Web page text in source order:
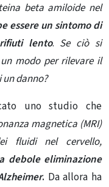
beta amiloide nel
essere un sintomo di
lento. Se ciò si
modo per rilevare il
danno?
uno studio che
magnetica (MRI)
fluidi nel cervello,
debole eliminazione
. Da allora ha